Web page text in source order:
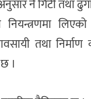
नै गिटी तथा
लिएको
तथा
।